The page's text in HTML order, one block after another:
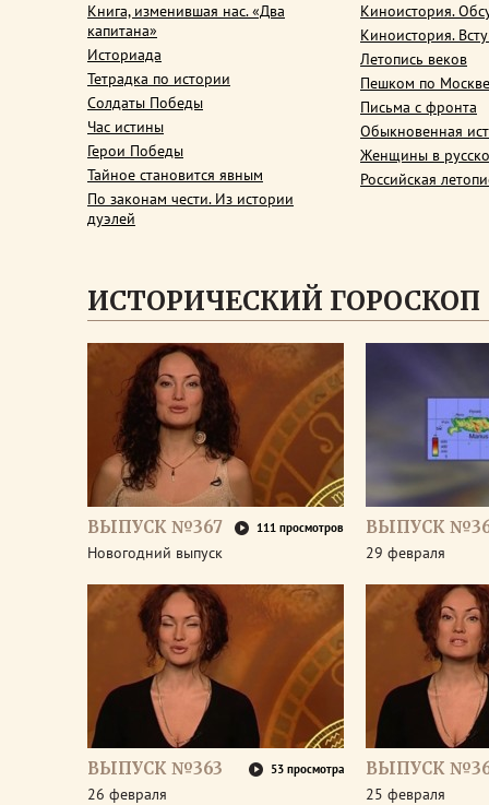
Книга, изменившая нас. «Два
капитана»
Историада
Тетрадка по истории
Солдаты Победы
Час истины
Герои Победы
Тайное становится явным
По законам чести. Из истории
дуэлей
Киноистория.
Киноистория.
Летопись веков
Пешком по Москве
Письма с фронта
Обыкновенная
Женщины в
Российская
ИСТОРИЧЕСКИЙ ГОРОСКОП
ВЫПУСК №367 111 просмотров
Новогодний выпуск
ВЫПУСК
29 февраля
ВЫПУСК №363 53 просмотра
26 февраля
ВЫПУСК
25 февраля